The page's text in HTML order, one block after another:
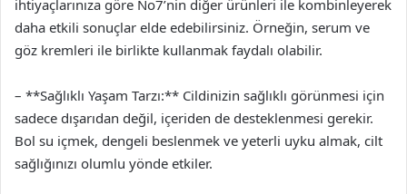
ihtiyaçlarınıza göre No7’nin diğer ürünleri ile kombinleyerek
daha etkili sonuçlar elde edebilirsiniz. Örneğin, serum ve
göz kremleri ile birlikte kullanmak faydalı olabilir.
– **Sağlıklı Yaşam Tarzı:** Cildinizin sağlıklı görünmesi için
sadece dışarıdan değil, içeriden de desteklenmesi gerekir.
Bol su içmek, dengeli beslenmek ve yeterli uyku almak, cilt
sağlığınızı olumlu yönde etkiler.